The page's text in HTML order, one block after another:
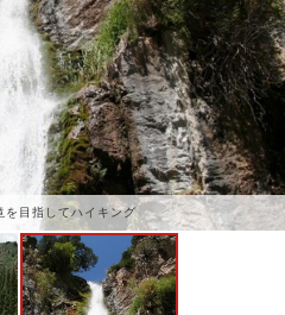
を目指してハイキング